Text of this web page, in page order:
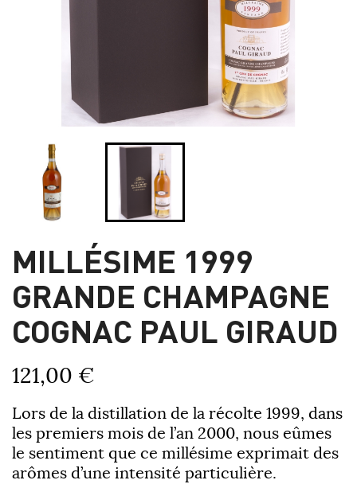
MILLÉSIME 1999
GRANDE CHAMPAGNE
COGNAC PAUL GIRAUD
121,00 €
Lors de la distillation de la récolte 1999, dans
les premiers mois de l’an 2000, nous eûmes
le sentiment que ce millésime exprimait des
arômes d’une intensité particulière.